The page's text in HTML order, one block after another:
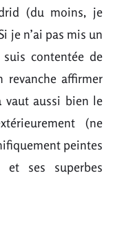
(du moins, je
je n’ai pas mis un
contentée de
revanche affirmer
vaut aussi bien le
(ne
peintes
et ses superbes